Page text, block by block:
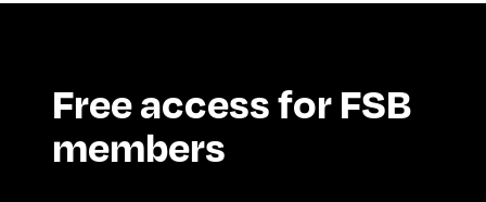
Free access for FSB
members